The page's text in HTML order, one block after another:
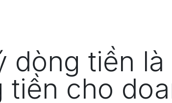
dòng tiền
tiền cho